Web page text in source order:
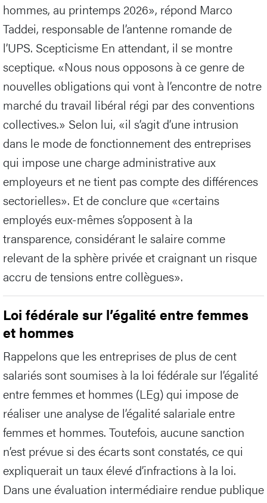
hommes, au printemps 2026», répond Marco
Taddei, responsable de l’antenne romande de
l’UPS. Scepticisme En attendant, il se montre
sceptique. «Nous nous opposons à ce genre de
nouvelles obligations qui vont à l’encontre de notre
marché du travail libéral régi par des conventions
collectives.» Selon lui, «il s’agit d’une intrusion
dans le mode de fonctionnement des entreprises
qui impose une charge administrative aux
employeurs et ne tient pas compte des différences
sectorielles». Et de conclure que «certains
employés eux-mêmes s’opposent à la
transparence, considérant le salaire comme
relevant de la sphère privée et craignant un risque
accru de tensions entre collègues».
Loi fédérale sur l’égalité entre femmes
et hommes
Rappelons que les entreprises de plus de cent
salariés sont soumises à la loi fédérale sur l’égalité
entre femmes et hommes (LEg) qui impose de
réaliser une analyse de l’égalité salariale entre
femmes et hommes. Toutefois, aucune sanction
n’est prévue si des écarts sont constatés, ce qui
expliquerait un taux élevé d’infractions à la loi.
Dans une évaluation intermédiaire rendue publique